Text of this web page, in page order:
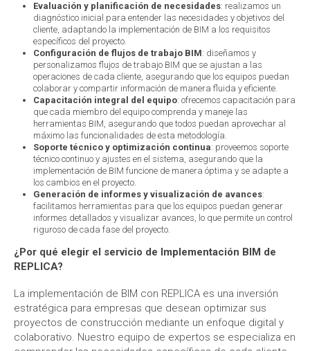
Evaluación y planificación de necesidades: realizamos un
diagnóstico inicial para entender las necesidades y objetivos del
cliente, adaptando la implementación de BIM a los requisitos
específicos del proyecto.
Configuración de flujos de trabajo BIM: diseñamos y
personalizamos flujos de trabajo BIM que se ajustan a las
operaciones de cada cliente, asegurando que los equipos puedan
colaborar y compartir información de manera fluida y eficiente.
Capacitación integral del equipo: ofrecemos capacitación para
que cada miembro del equipo comprenda y maneje las
herramientas BIM, asegurando que todos puedan aprovechar al
máximo las funcionalidades de esta metodología.
Soporte técnico y optimización continua: proveemos soporte
técnico continuo y ajustes en el sistema, asegurando que la
implementación de BIM funcione de manera óptima y se adapte a
los cambios en el proyecto.
Generación de informes y visualización de avances:
facilitamos herramientas para que los equipos puedan generar
informes detallados y visualizar avances, lo que permite un control
riguroso de cada fase del proyecto.
¿Por qué elegir el servicio de Implementación BIM de
REPLICA?
La implementación de BIM con REPLICA es una inversión
estratégica para empresas que desean optimizar sus
proyectos de construcción mediante un enfoque digital y
colaborativo. Nuestro equipo de expertos se especializa en